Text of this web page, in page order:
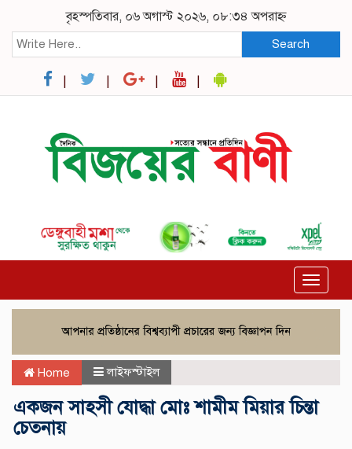
বৃহস্পতিবার, ০৬ অগাস্ট ২০২৬, ০৮:৩৪ অপরাহ্ন
Search
Toggle
Home লাইফস্টাইল
একজন সাহসী যোদ্ধা মোঃ শামীম মিয়ার চিন্তা
চেতনায়